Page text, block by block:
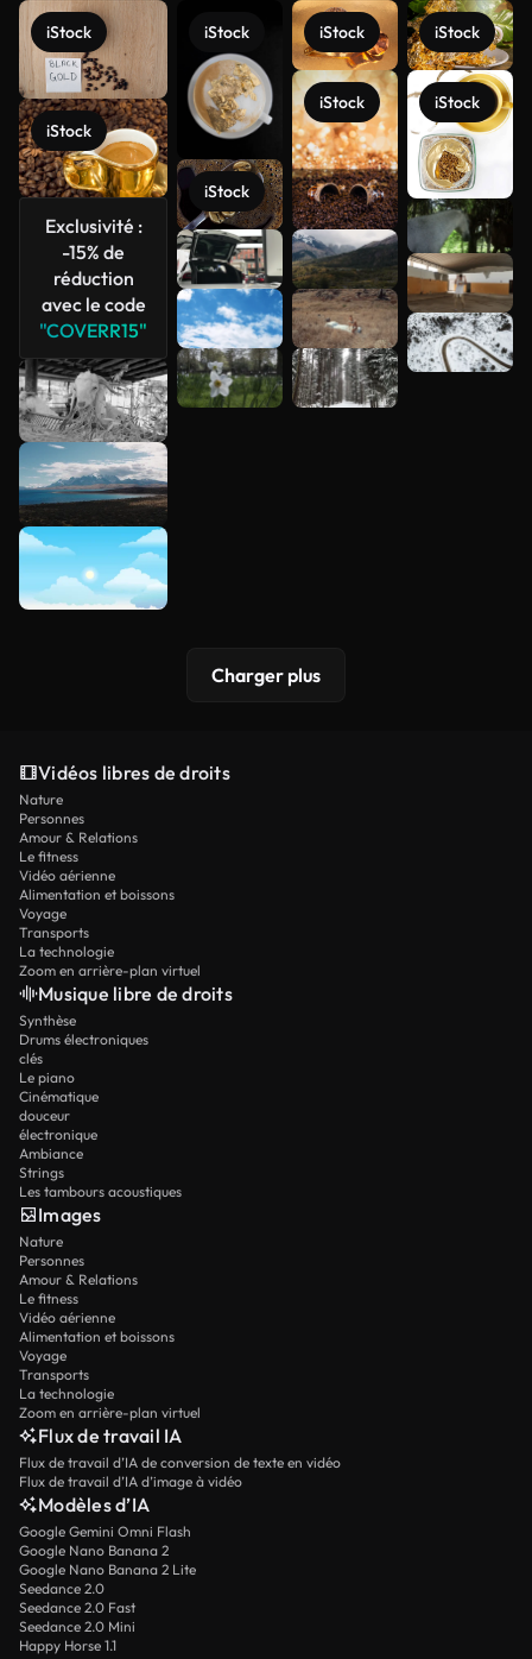
iStock
iStock
Exclusivité :
-15% de
réduction
avec le code
"COVERR15"
iStock
iStock
iStock
iStock
iStock
iStock
Voir plus
Charger plus
Vidéos libres de droits
Nature
Personnes
Amour & Relations
Le fitness
Vidéo aérienne
Alimentation et boissons
Voyage
Transports
La technologie
Zoom en arrière-plan virtuel
Musique libre de droits
Synthèse
Drums électroniques
clés
Le piano
Cinématique
douceur
électronique
Ambiance
Strings
Les tambours acoustiques
Images
Nature
Personnes
Amour & Relations
Le fitness
Vidéo aérienne
Alimentation et boissons
Voyage
Transports
La technologie
Zoom en arrière-plan virtuel
Flux de travail IA
Flux de travail d’IA de conversion de texte en vidéo
Flux de travail d’IA d’image à vidéo
Modèles d’IA
Google Gemini Omni Flash
Google Nano Banana 2
Google Nano Banana 2 Lite
Seedance 2.0
Seedance 2.0 Fast
Seedance 2.0 Mini
Happy Horse 1.1